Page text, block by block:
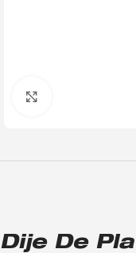
Dije De